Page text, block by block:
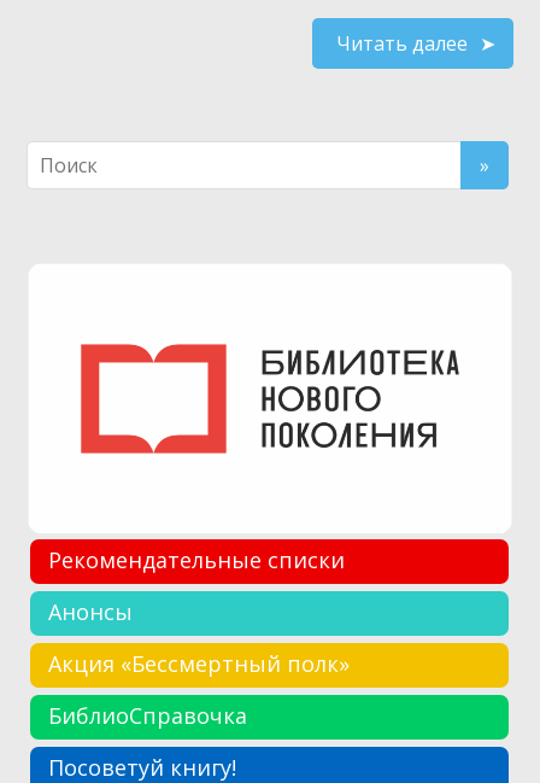
Читать далее
Рекомендательные списки
Анонсы
Акция «Бессмертный полк»
БиблиоСправочка
Посоветуй книгу!